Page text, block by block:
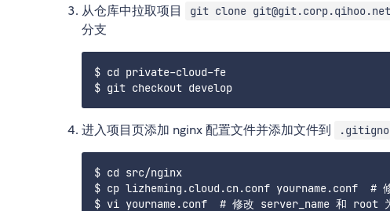
从仓库中拉取项目
git clone
分支
$ cd private-cloud-fe
进入项目页添加 nginx 配置文件并添加文件到
$ cd src/nginx
$ cp lizheming.cloud.cn.conf yourname.conf  # 修